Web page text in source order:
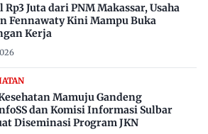
Rp3 Juta dari PNM Makassar, Usaha
Fennawaty Kini Mampu Buka
Kerja
Mamuju Gandeng
dan Komisi Informasi Sulbar
Diseminasi Program JKN